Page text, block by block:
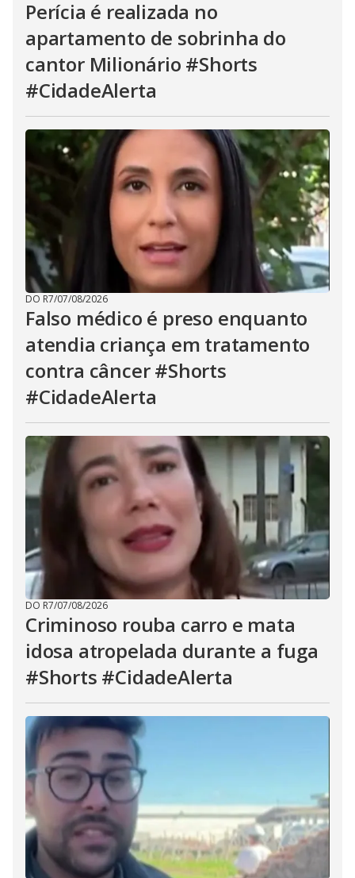
Perícia é realizada no
apartamento de sobrinha do
cantor Milionário #Shorts
#CidadeAlerta
DO R7/07/08/2026
Falso médico é preso enquanto
atendia criança em tratamento
contra câncer #Shorts
#CidadeAlerta
DO R7/07/08/2026
Criminoso rouba carro e mata
idosa atropelada durante a fuga
#Shorts #CidadeAlerta